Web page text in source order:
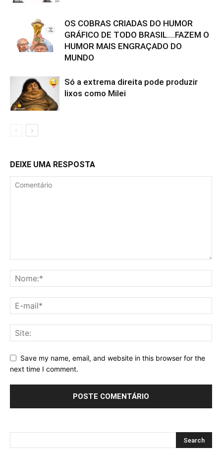
OS COBRAS CRIADAS DO HUMOR
GRÁFICO DE TODO BRASIL….FAZEM O
HUMOR MAIS ENGRAÇADO DO
MUNDO
Só a extrema direita pode produzir
lixos como Milei
DEIXE UMA RESPOSTA
Save my name, email, and website in this browser for the
next time I comment.